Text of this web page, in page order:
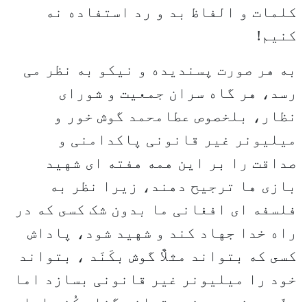
کلمات و الفاظ بد و رد استفاده نه
کنیم!
به هر صورت پسندیده و نیکو به نظر می
رسد، هر گاه سران جمعیت و شورای
نظار، بلخصوص عطامحمد گوش خور و
میلیونر غیر قانونی پاکدامنی و
صداقت را بر این همه هفته ای شهید
بازی ها ترجیح دهند، زیرا نظر به
فلسفه ای افغانی ما بدون شک کسى که در
راه خدا جهاد کند و شهید شود، پاداش
کسى که بتواند مثلاٌ گوش بکَنَد ، بتواند
خود را میلیونر غیر قانونی بسازد اما